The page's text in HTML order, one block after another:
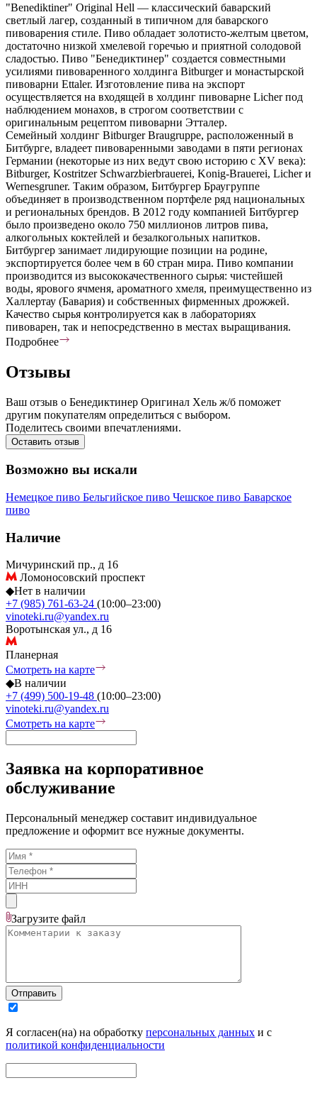
"Benediktiner" Original Hell — классический баварский
светлый лагер, созданный в типичном для баварского
пивоварения стиле. Пиво обладает золотисто-желтым цветом,
достаточно низкой хмелевой горечью и приятной солодовой
сладостью. Пиво "Бенедиктинер" создается совместными
усилиями пивоваренного холдинга Bitburger и монастырской
пивоварни Ettaler. Изготовление пива на экспорт
осуществляется на входящей в холдинг пивоварне Licher под
наблюдением монахов, в строгом соответствии с
оригинальным рецептом пивоварни Этталер.
Семейный холдинг Bitburger Braugruppe, расположенный в
Битбурге, владеет пивоваренными заводами в пяти регионах
Германии (некоторые из них ведут свою историю с XV века):
Bitburger, Kostritzer Schwarzbierbrauerei, Konig-Brauerei, Licher и
Wernesgruner. Таким образом, Битбургер Браугруппе
объединяет в производственном портфеле ряд национальных
и региональных брендов. В 2012 году компанией Битбургер
было произведено около 750 миллионов литров пива,
алкогольных коктейлей и безалкогольных напитков.
Битбургер занимает лидирующие позиции на родине,
экспортируется более чем в 60 стран мира. Пиво компании
производится из высококачественного сырья: чистейшей
воды, ярового ячменя, ароматного хмеля, преимущественно из
Халлертау (Бавария) и собственных фирменных дрожжей.
Качество сырья контролируется как в лабораториях
пивоварен, так и непосредственно в местах выращивания.
Подробнее
Отзывы
Ваш отзыв о Бенедиктинер Оригинал Хель ж/б поможет
другим покупателям определиться с выбором.
Поделитесь своими впечатлениями.
Оставить отзыв
Возможно вы искали
Немецкое пиво Бельгийское пиво Чешское пиво Баварское
пиво
Наличие
Мичуринский пр., д 16
Ломоносовский проспект
◆Нет в наличии
+7 (985) 761-63-24 (10:00–23:00)
vinoteki.ru@yandex.ru
Воротынская ул., д 16
Планерная
Смотреть на карте
◆В наличии
+7 (499) 500-19-48 (10:00–23:00)
vinoteki.ru@yandex.ru
Смотреть на карте
Заявка на корпоративное
обслуживание
Персональный менеджер составит индивидуальное
предложение и оформит все нужные документы.
Загрузите файл
Отправить
Я согласен(на) на обработку персональных данных и с
политикой конфиденциальности